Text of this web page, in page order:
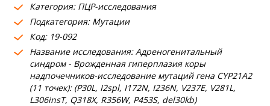
Партнерам
Категория: ПЦР-исследования
Подкатегория: Мутации
Код: 19-092
Название исследования: Адреногенитальный
синдром - Врожденная гиперплазия коры
надпочечников-исследование мутаций гена CYP21A2
(11 точек): (P30L, I2spl, I172N, I236N, V237E, V281L,
L306insT, Q318X, R356W, P453S, del30kb)